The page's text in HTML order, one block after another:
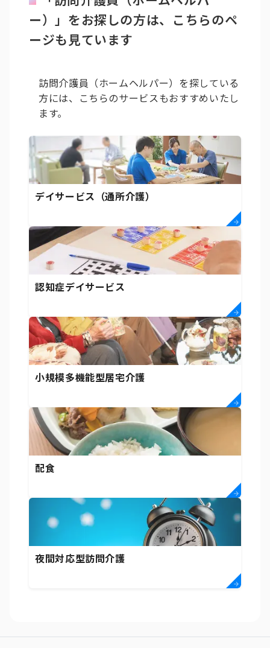
ー）」をお探しの方は、こちらのペ
ージも見ています
訪問介護員（ホームヘルパー）を探している
方には、こちらのサービスもおすすめいたし
ます。
デイサービス（通所介護）
認知症デイサービス
小規模多機能型居宅介護
配食
夜間対応型訪問介護